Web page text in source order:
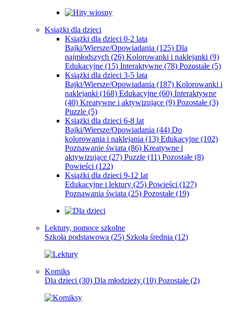
Książki dla dzieci
Książki dla dzieci 0-2 lata
Bajki/Wiersze/Opowiadania (125) Dla
najmłodszych (26) Kolorowanki i naklejanki (9)
Edukacyjne (15) Interaktywne (78) Pozostałe (5)
Książki dla dzieci 3-5 lata
Bajki/Wiersze/Opowiadania (187) Kolorowanki i
naklejanki (168) Edukacyjne (60) Interaktywne
(40) Kreatywne i aktywizujące (9) Pozostałe (3)
Puzzle (5)
Książki dla dzieci 6-8 lat
Bajki/Wiersze/Opowiadania (44) Do
kolorowania i naklejania (13) Edukacyjne (102)
Poznawanie świata (86) Kreatywne i
aktywizujące (27) Puzzle (11) Pozostałe (8)
Powieści (122)
Książki dla dzieci 9-12 lat
Edukacyjne i lektury (25) Powieści (127)
Poznawania świata (25) Pozostałe (19)
Lektury, pomoce szkolne
Szkoła podstawowa (25) Szkoła średnia (12)
Komiks
Dla dzieci (30) Dla młodzieży (10) Pozostałe (2)